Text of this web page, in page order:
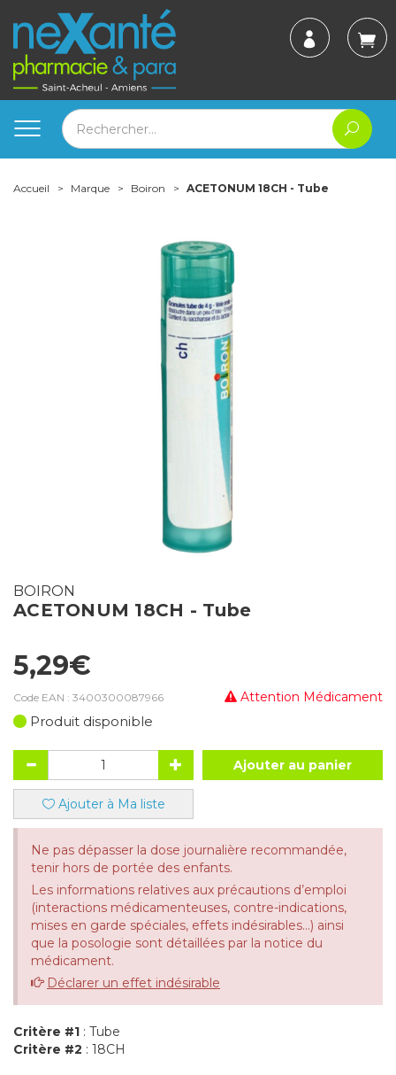
Accueil Marque Boiron ACETONUM 18CH - Tube
BOIRON
ACETONUM 18CH - Tube
5,29€
Attention Médicament
Code EAN : 3400300087966
Produit disponible
Ajouter au panier
Ajouter à Ma liste
Ne pas dépasser la dose journalière recommandée,
tenir hors de portée des enfants.
Les informations relatives aux précautions d’emploi
(interactions médicamenteuses, contre-indications,
mises en garde spéciales, effets indésirables...) ainsi
que la posologie sont détaillées par la notice du
médicament.
Déclarer un effet indésirable
Critère #1 : Tube
Critère #2 : 18CH